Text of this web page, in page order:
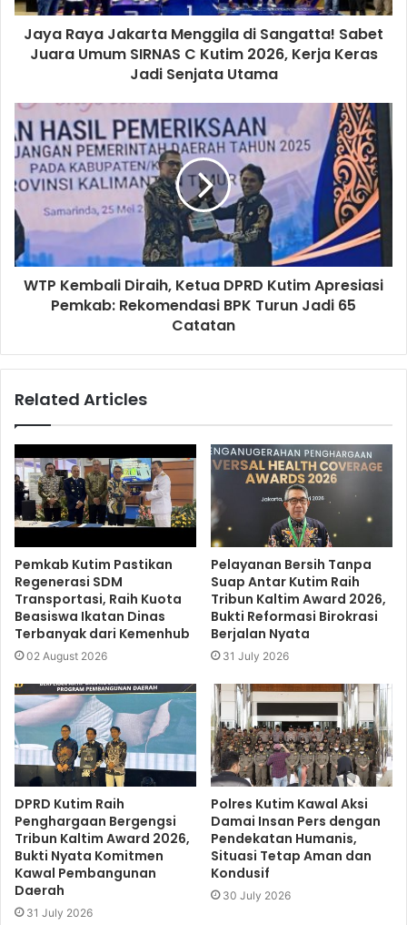
Jaya Raya Jakarta Menggila di Sangatta! Sabet
Juara Umum SIRNAS C Kutim 2026, Kerja Keras
Jadi Senjata Utama
WTP Kembali Diraih, Ketua DPRD Kutim Apresiasi
Pemkab: Rekomendasi BPK Turun Jadi 65
Catatan
Related Articles
Pemkab Kutim Pastikan
Regenerasi SDM
Transportasi, Raih Kuota
Beasiswa Ikatan Dinas
Terbanyak dari Kemenhub
02 August 2026
Pelayanan Bersih Tanpa
Suap Antar Kutim Raih
Tribun Kaltim Award 2026,
Bukti Reformasi Birokrasi
Berjalan Nyata
31 July 2026
DPRD Kutim Raih
Penghargaan Bergengsi
Tribun Kaltim Award 2026,
Bukti Nyata Komitmen
Kawal Pembangunan
Daerah
31 July 2026
Polres Kutim Kawal Aksi
Damai Insan Pers dengan
Pendekatan Humanis,
Situasi Tetap Aman dan
Kondusif
30 July 2026